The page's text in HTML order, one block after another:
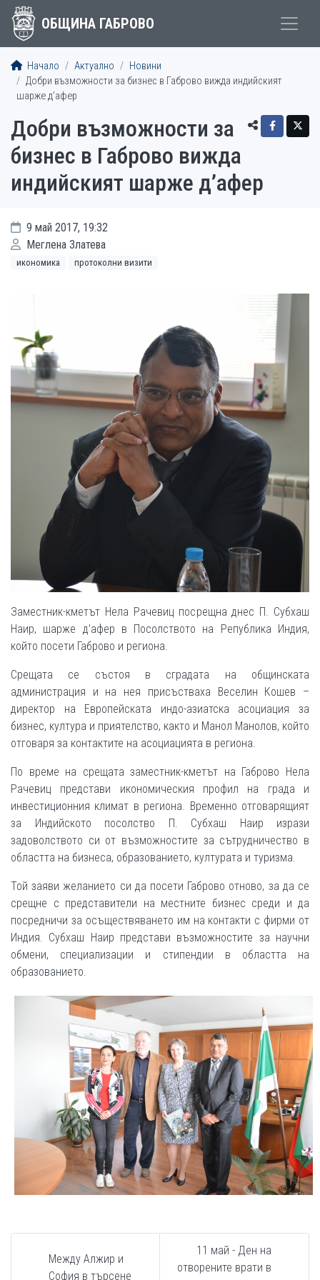
ОБЩИНА ГАБРОВО
Начало Актуално
Новини
Добри възможности за бизнес в Габрово вижда индийският
шарже д’афер
Добри възможности за
бизнес в Габрово вижда
индийският шарже д’афер
9 май 2017, 19:32
Меглена Златева
икономика протоколни визити
Заместник-кметът Нела Рачевиц посрещна днес П. Субхаш
Наир, шарже д’афер в Посолството на Република Индия,
който посети Габрово и региона.
Срещата се състоя в сградата на общинската
администрация и на нея присъстваха Веселин Кошев –
директор на Европейската индо-азиатска асоциация за
бизнес, култура и приятелство, както и Манол Манолов, който
отговаря за контактите на асоциацията в региона.
По време на срещата заместник-кметът на Габрово Нела
Рачевиц представи икономическия профил на града и
инвестиционния климат в региона. Временно отговарящият
за Индийското посолство П. Субхаш Наир изрази
задоволството си от възможностите за сътрудничество в
областта на бизнеса, образованието, културата и туризма.
Той заяви желанието си да посети Габрово отново, за да се
срещне с представители на местните бизнес среди и да
посредничи за осъществяването им на контакти с фирми от
Индия. Субхаш Наир представи възможностите за научни
обмени, специализации и стипендии в областта на
образованието.
Между Алжир и
София в търсене
11 май - Ден на
отворените врати в